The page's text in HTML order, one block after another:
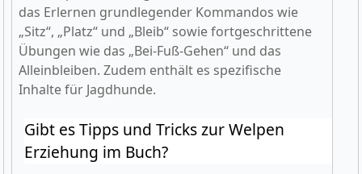
das Erlernen grundlegender Kommandos wie
„Sitz“, „Platz“ und „Bleib“ sowie fortgeschrittene
Übungen wie das „Bei-Fuß-Gehen“ und das
Alleinbleiben. Zudem enthält es spezifische
Inhalte für Jagdhunde.
Gibt es Tipps und Tricks zur Welpen
Erziehung im Buch?